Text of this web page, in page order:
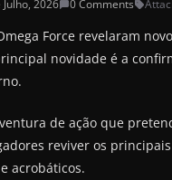
Julho, 2026 0 Comments
Force revelaram
novidade é a
de ação que
reviver os
acrobáticos.